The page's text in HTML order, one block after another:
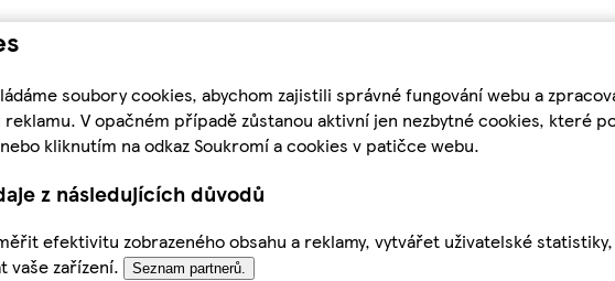
soubory cookies, abychom zajistili správné fungování webu a
V opačném případě zůstanou aktivní jen nezbytné cookies, které
nebo kliknutím na odkaz Soukromí a cookies v patičce webu.
z následujících důvodů
efektivitu zobrazeného obsahu a reklamy, vytvářet uživatelské
vaše zařízení.
Seznam partnerů.